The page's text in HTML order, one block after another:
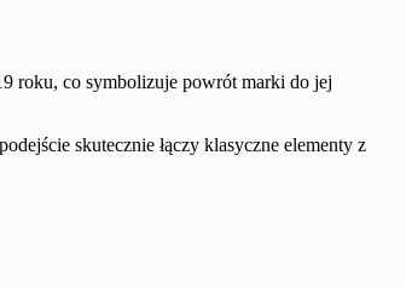
roku, co symbolizuje powrót marki do jej
skutecznie łączy klasyczne elementy z